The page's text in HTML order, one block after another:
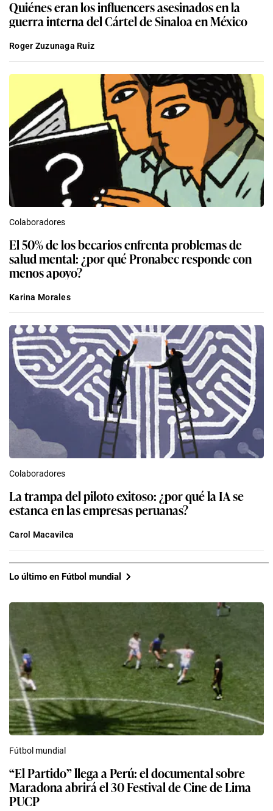
Quiénes eran los influencers asesinados en la
guerra interna del Cártel de Sinaloa en México
Roger Zuzunaga Ruiz
Colaboradores
El 50% de los becarios enfrenta problemas de
salud mental: ¿por qué Pronabec responde con
menos apoyo?
Karina Morales
Colaboradores
La trampa del piloto exitoso: ¿por qué la IA se
estanca en las empresas peruanas?
Carol Macavilca
Lo último en Fútbol mundial
Fútbol mundial
“El Partido” llega a Perú: el documental sobre
Maradona abrirá el 30 Festival de Cine de Lima
PUCP